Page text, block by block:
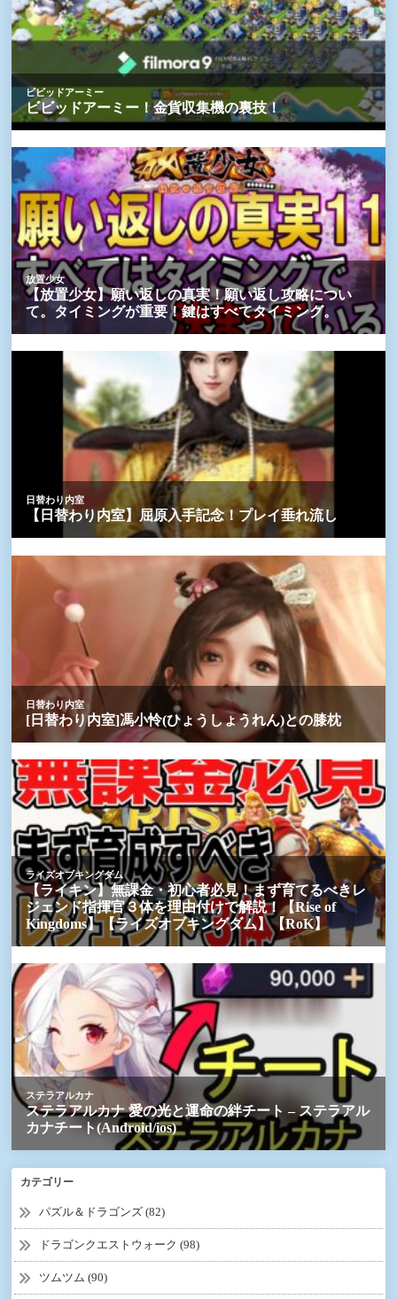
カテゴリー
パズル＆ドラゴンズ (82)
ドラゴンクエストウォーク (98)
ツムツム (90)